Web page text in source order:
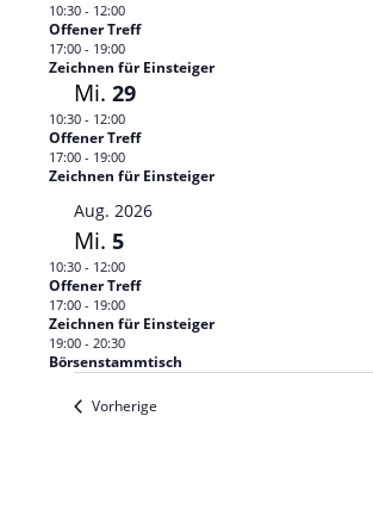
10:30- 12:00
Offener Treff
17:00- 19:00
Zeichnen für Einsteiger
Mi. 29
10:30- 12:00
Offener Treff
17:00- 19:00
Zeichnen für Einsteiger
Aug. 2026
Mi. 5
10:30- 12:00
Offener Treff
17:00- 19:00
Zeichnen für Einsteiger
19:00- 20:30
Börsenstammtisch
VorherigeVeranstaltungen